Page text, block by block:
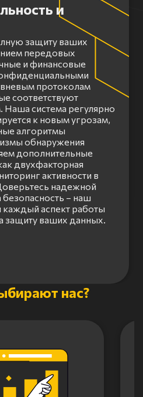
и
защиту ваших
передовых
и финансовые
протоколам
соответствуют
система регулярно
к новым угрозам,
алгоритмы
обнаружения
дополнительные
двухфакторная
активности в
надежной
– наш
каждый аспект работы
защиту ваших данных.
нас?